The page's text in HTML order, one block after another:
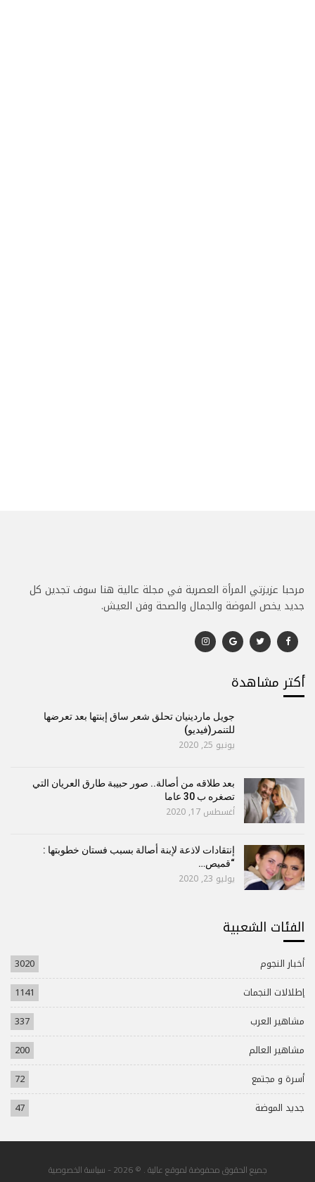
مرحبا عزيزتي المرأة العصرية في مجلة عالية هنا سوف تجدين كل
جديد يخص الموضة والجمال والصحة وفن العيش.
أكتر مشاهدة
جويل ماردينيان تحلق شعر ساق إبنتها بعد تعرضها
للتنمر(فيديو)
يونيو 25, 2020
بعد طلاقه من أصالة.. صور حبيبة طارق العريان التي
تصغره ب 30 عاما
أغسطس 17, 2020
إنتقادات لاذعة لإبنة أصالة بسبب فستان خطوبتها :
“قميص…
يوليو 23, 2020
الفئات الشعبية
أخبار النجوم
3020
إطلالات النجمات
1141
مشاهير العرب
337
مشاهير العالم
200
أسرة و مجتمع
72
جديد الموضة
47
جميع الحقوق محفوضة لموقع عالية . © 2026 -
سياسة الخصوصية